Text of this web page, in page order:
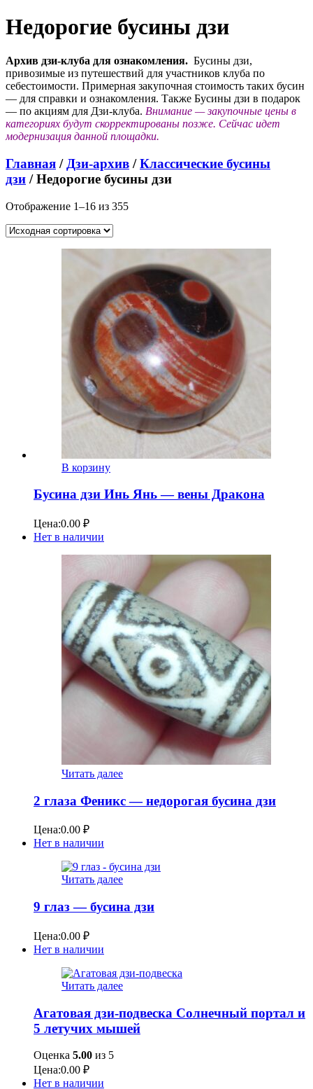
Недорогие бусины дзи
Архив дзи-клуба для ознакомления. Бусины дзи,
привозимые из путешествий для участников клуба по
себестоимости. Примерная закупочная стоимость таких бусин
— для справки и ознакомления. Также Бусины дзи в подарок
— по акциям для Дзи-клуба. Внимание — закупочные цены в
категориях будут скорректированы позже. Сейчас идет
модернизация данной площадки.
Главная / Дзи-архив /Классические бусины
дзи / Недорогие бусины дзи
Отображение 1–16 из 355
В корзину
Бусина дзи Инь Янь — вены Дракона
Цена:0.00 ₽
Нет в наличии
Читать далее
2 глаза Феникс — недорогая бусина дзи
Цена:0.00 ₽
Нет в наличии
Читать далее
9 глаз — бусина дзи
Цена:0.00 ₽
Нет в наличии
Читать далее
Агатовая дзи-подвеска Солнечный портал и
5 летучих мышей
Оценка 5.00 из 5
Цена:0.00 ₽
Нет в наличии